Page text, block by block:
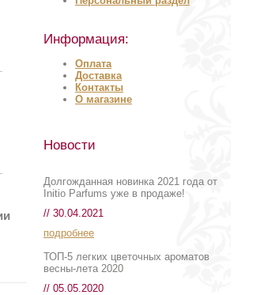
Информация:
Оплата
Доставка
Контакты
О магазине
Новости
Долгожданная новинка 2021 года от
Initio Parfums уже в продаже!
// 30.04.2021
подробнее
ТОП-5 легких цветочных ароматов
весны-лета 2020
// 05.05.2020